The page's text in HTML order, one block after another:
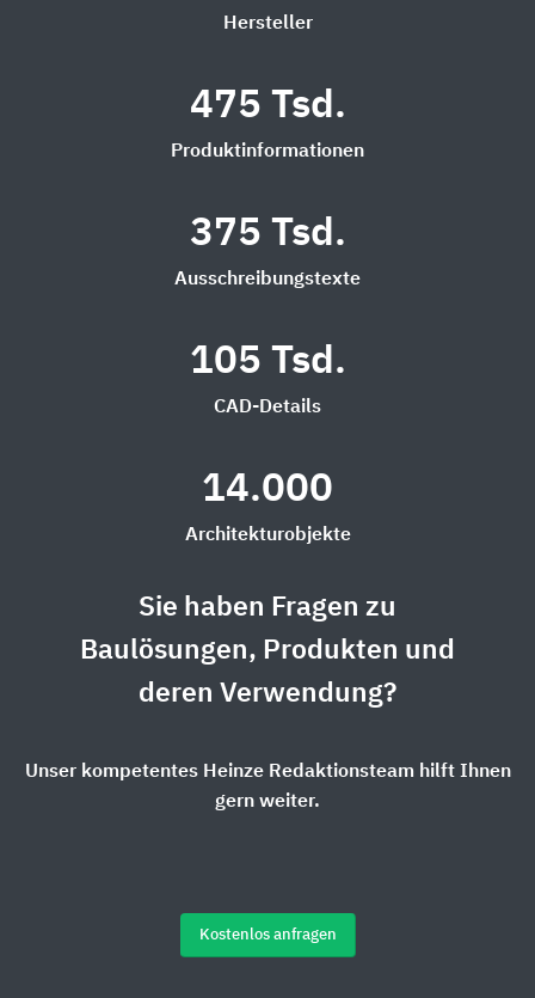
Hersteller
475 Tsd.
Produktinformationen
375 Tsd.
Ausschreibungstexte
105 Tsd.
CAD-Details
14.000
Architekturobjekte
Sie haben Fragen zu
Baulösungen, Produkten und
deren Verwendung?
Unser kompetentes Heinze Redaktionsteam hilft Ihnen
gern weiter.
Kostenlos anfragen